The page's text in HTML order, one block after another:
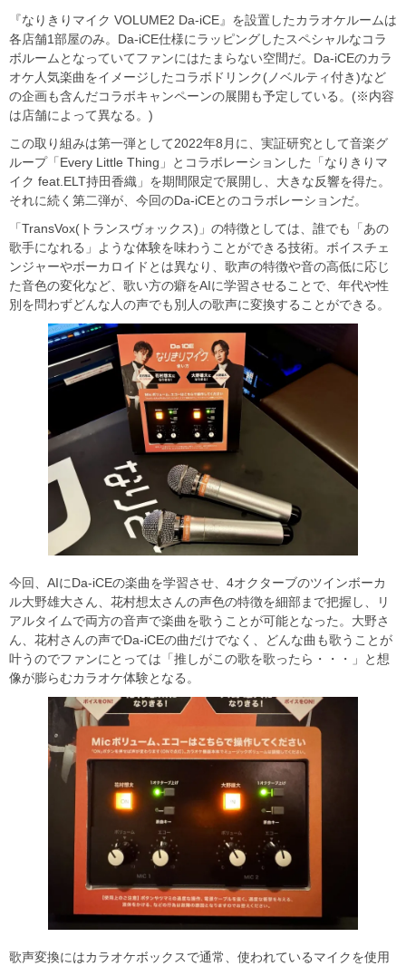
『なりきりマイク VOLUME2 Da-iCE』を設置したカラオケルームは
各店舗1部屋のみ。Da-iCE仕様にラッピングしたスペシャルなコラ
ボルームとなっていてファンにはたまらない空間だ。Da-iCEのカラ
オケ人気楽曲をイメージしたコラボドリンク(ノベルティ付き)など
の企画も含んだコラボキャンペーンの展開も予定している。(※内容
は店舗によって異なる。)
この取り組みは第一弾として2022年8月に、実証研究として音楽グ
ループ「Every Little Thing」とコラボレーションした「なりきりマ
イク feat.ELT持田香織」を期間限定で展開し、大きな反響を得た。
それに続く第二弾が、今回のDa-iCEとのコラボレーションだ。
「TransVox(トランスヴォックス)」の特徴としては、誰でも「あの
歌手になれる」ような体験を味わうことができる技術。ボイスチェ
ンジャーやボーカロイドとは異なり、歌声の特徴や音の高低に応じ
た音色の変化など、歌い方の癖をAIに学習させることで、年代や性
別を問わずどんな人の声でも別人の歌声に変換することができる。
今回、AIにDa-iCEの楽曲を学習させ、4オクターブのツインボーカ
ル大野雄大さん、花村想太さんの声色の特徴を細部まで把握し、リ
アルタイムで両方の音声で楽曲を歌うことが可能となった。大野さ
ん、花村さんの声でDa-iCEの曲だけでなく、どんな曲も歌うことが
叶うのでファンにとっては「推しがこの歌を歌ったら・・・」と想
像が膨らむカラオケ体験となる。
歌声変換にはカラオケボックスで通常、使われているマイクを使用